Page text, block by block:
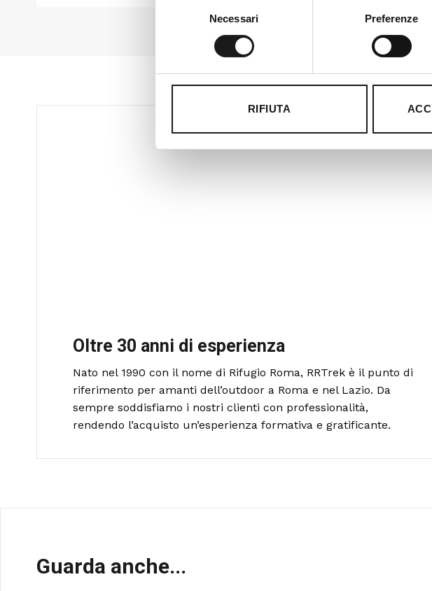
Necessari Preferenze
RIFIUTA
Oltre 30 anni di esperienza
Nato nel 1990 con il nome di Rifugio Roma, RRTrek è il punto di
riferimento per amanti dell’outdoor a Roma e nel Lazio. Da
sempre soddisfiamo i nostri clienti con professionalità,
rendendo l’acquisto un’esperienza formativa e gratificante.
Guarda anche...